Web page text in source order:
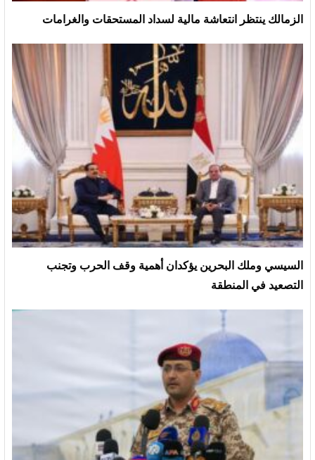
الزمالك ينتظر انتعاشة مالية لسداد المستحقات والغرامات
السيسي وملك البحرين يؤكدان أهمية وقف الحرب وتجنب
التصعيد في المنطقة